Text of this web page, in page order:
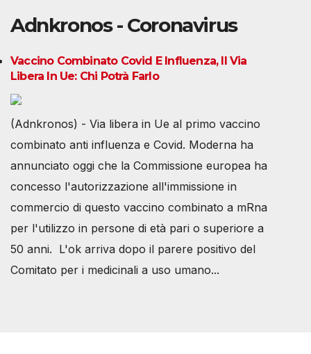
Adnkronos - Coronavirus
Vaccino Combinato Covid E Influenza, Il Via
Libera In Ue: Chi Potrà Farlo
(Adnkronos) - Via libera in Ue al primo vaccino
combinato anti influenza e Covid. Moderna ha
annunciato oggi che la Commissione europea ha
concesso l'autorizzazione all'immissione in
commercio di questo vaccino combinato a mRna
per l'utilizzo in persone di età pari o superiore a
50 anni. L'ok arriva dopo il parere positivo del
Comitato per i medicinali a uso umano...